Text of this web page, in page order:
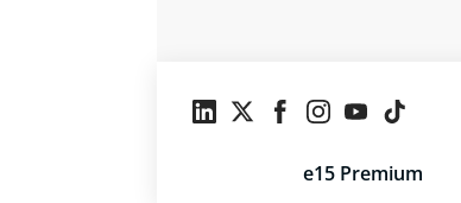
e15 Premium